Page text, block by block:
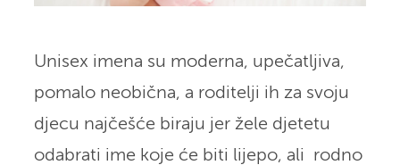
Unisex imena su moderna, upečatljiva,
pomalo neobična, a roditelji ih za svoju
djecu najčešće biraju jer žele djetetu
odabrati ime koje će biti lijepo, ali rodno